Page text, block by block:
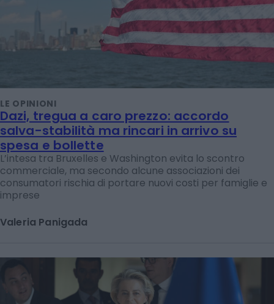
LE OPINIONI
Dazi, tregua a caro prezzo: accordo
salva-stabilità ma rincari in arrivo su
spesa e bollette
L’intesa tra Bruxelles e Washington evita lo scontro
commerciale, ma secondo alcune associazioni dei
consumatori rischia di portare nuovi costi per famiglie e
imprese
Valeria Panigada